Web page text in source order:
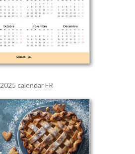
2025 calendar FR